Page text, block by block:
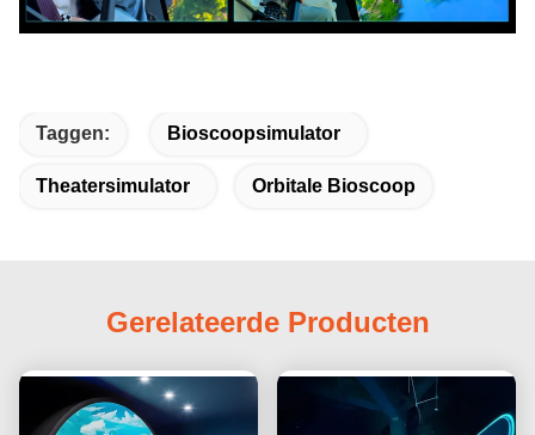
Taggen: Bioscoopsimulator
Theatersimulator Orbitale Bioscoop
Gerelateerde Producten